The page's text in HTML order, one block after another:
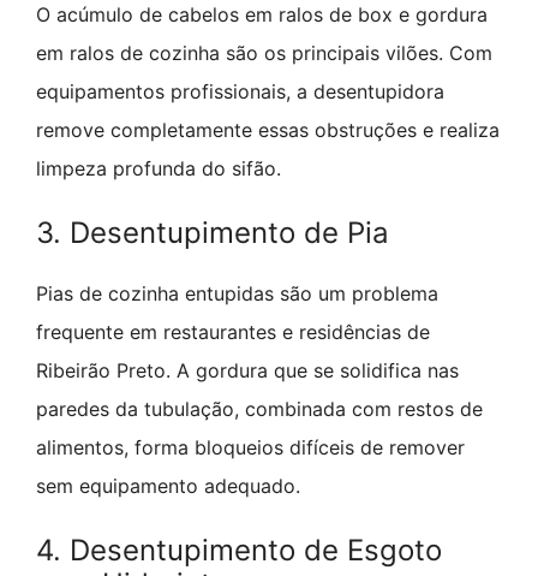
O acúmulo de cabelos em ralos de box e gordura
em ralos de cozinha são os principais vilões. Com
equipamentos profissionais, a desentupidora
remove completamente essas obstruções e realiza
limpeza profunda do sifão.
3. Desentupimento de Pia
Pias de cozinha entupidas são um problema
frequente em restaurantes e residências de
Ribeirão Preto. A gordura que se solidifica nas
paredes da tubulação, combinada com restos de
alimentos, forma bloqueios difíceis de remover
sem equipamento adequado.
4. Desentupimento de Esgoto